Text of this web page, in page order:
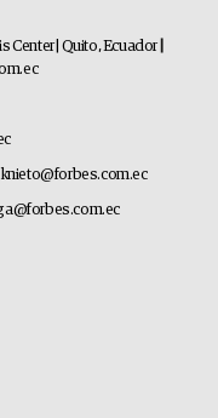
Center | Quito, Ecuador
knieto@forbes.com.ec